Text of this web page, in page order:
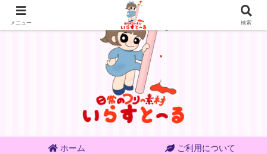
ホーム ご利用について
メニュー 検索